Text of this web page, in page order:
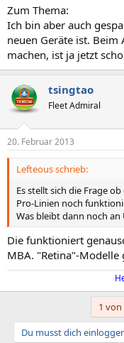
Zum Thema:
Ich bin aber auch
neuen Geräte ist.
machen, ist ja jetzt
tsingtao
Fleet Admiral
20. Februar 2013
Lefteous schrieb:
Es stellt sich die Frage
Pro-Linien noch
Was bleibt dann noch an
Die funktioniert
MBA. "Retina"-Modelle
1 von
Du musst dich